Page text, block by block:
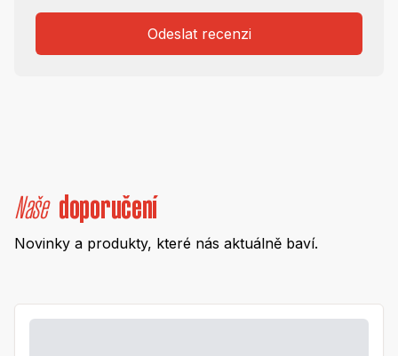
Odeslat recenzi
Naše doporučení
Novinky a produkty, které nás aktuálně baví.